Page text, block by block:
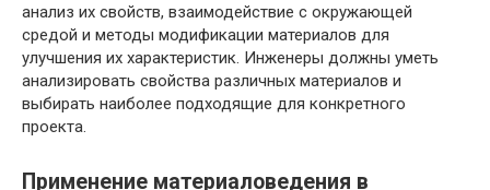
анализ их свойств, взаимодействие с окружающей
средой и методы модификации материалов для
улучшения их характеристик. Инженеры должны уметь
анализировать свойства различных материалов и
выбирать наиболее подходящие для конкретного
проекта.
Применение материаловедения в